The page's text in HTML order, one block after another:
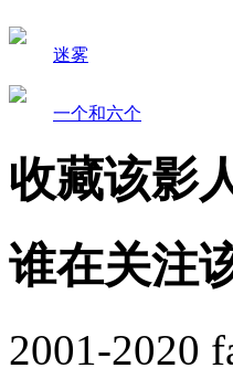
迷雾
一个和六个
收藏该影
谁在关注
2001-2020